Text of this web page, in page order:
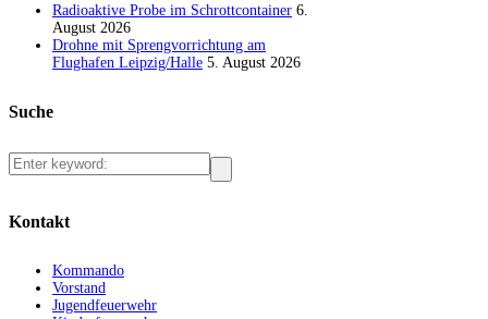
Radioaktive Probe im Schrottcontainer 6.
August 2026
Drohne mit Sprengvorrichtung am
Flughafen Leipzig/Halle 5. August 2026
Suche
Kontakt
Kommando
Vorstand
Jugendfeuerwehr